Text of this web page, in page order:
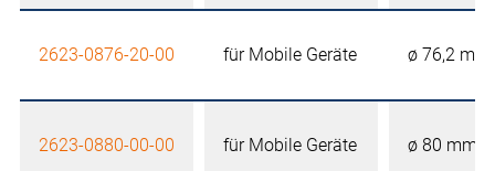
2623-0876-20-00 für Mobile Geräte ø 76,2 mm
2623-0880-00-00 für Mobile Geräte ø 80 mm